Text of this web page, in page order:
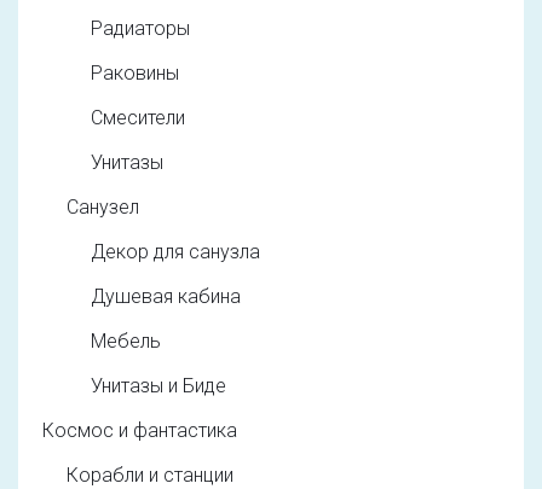
Радиаторы
Раковины
Смесители
Унитазы
Санузел
Декор для санузла
Душевая кабина
Мебель
Унитазы и Биде
Космос и фантастика
Корабли и станции